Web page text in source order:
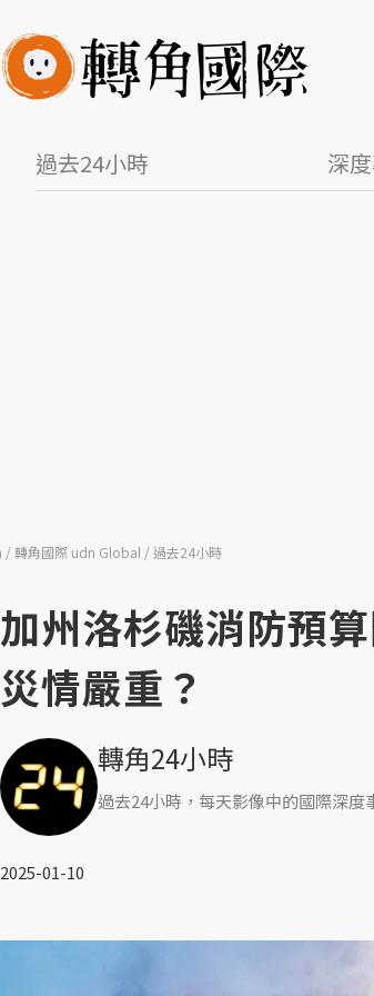
過去24小時 深
轉角國際 udn Global 過去24小時
加州洛杉磯消防預
災情嚴重？
轉角24小時
過去24小時，每天影像中的國際深度
2025-01-10